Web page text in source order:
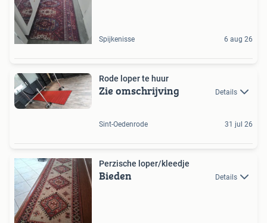
Spijkenisse 6 aug 26
Rode loper te huur
Zie omschrijving Details
Sint-Oedenrode 31 jul 26
Perzische loper/kleedje
Bieden Details